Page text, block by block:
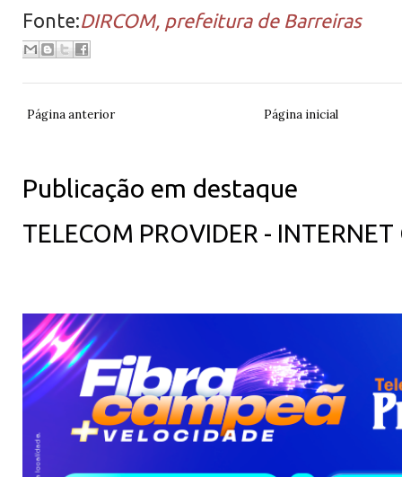
Fonte:DIRCOM, prefeitura de Barreiras
Página anterior Página inicial
Publicação em destaque
TELECOM PROVIDER -